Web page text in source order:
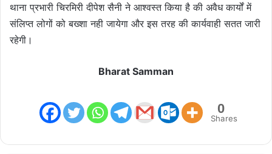
थाना प्रभारी चिरमिरी दीपेश सैनी ने आश्वस्त किया है की अवैध कार्यों में
संलिप्त लोगों को बख्शा नही जायेगा और इस तरह की कार्यवाही सतत जारी
रहेगी।
Bharat Samman
0
Shares